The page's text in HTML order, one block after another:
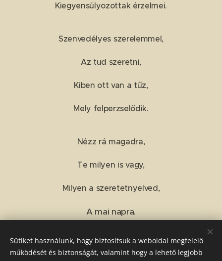
Kiegyensúlyozottak érzelmei.
Szenvedélyes szerelemmel,
Az tud szeretni,
Kiben ott van a tűz,
Mely felperzselődik.
Nézz rá magadra,
Te milyen is vagy,
Milyen a szeretetnyelved,
A mai napra.
Share
Sütiket használunk, hogy biztosítsuk a weboldal megfelelő
működését és biztonságát, valamint hogy a lehető legjobb